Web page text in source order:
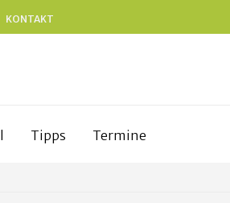
KONTAKT
Tipps Termine